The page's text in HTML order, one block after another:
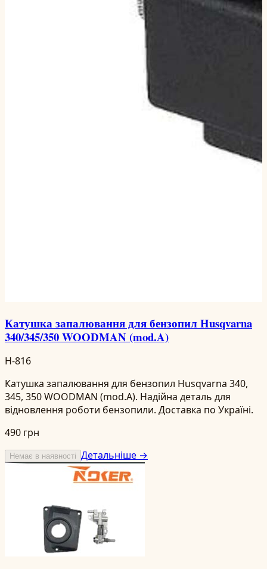
Катушка запалювання для бензопил Husqvarna
340/345/350 WOODMAN (mod.A)
H-816
Катушка запалювання для бензопил Husqvarna 340,
345, 350 WOODMAN (mod.A). Надійна деталь для
відновлення роботи бензопили. Доставка по Україні.
490 грн
Немає в наявності Детальніше →